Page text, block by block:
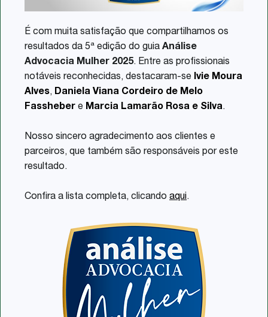
É com muita satisfação que compartilhamos os
resultados da 5ª edição do guia Análise
Advocacia Mulher 2025. Entre as profissionais
notáveis reconhecidas, destacaram-se Ivie Moura
Alves, Daniela Viana Cordeiro de Melo
Fassheber e Marcia Lamarão Rosa e Silva.
Nosso sincero agradecimento aos clientes e
parceiros, que também são responsáveis por este
resultado.
Confira a lista completa, clicando aqui.